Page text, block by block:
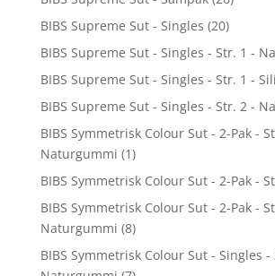
BIBS Supreme Sut - Singles (20)
BIBS Supreme Sut - Singles - Str. 1 -
BIBS Supreme Sut - Singles - Str. 1 -
BIBS Supreme Sut - Singles - Str. 2 -
BIBS Symmetrisk Colour Sut - 2-Pak -
Naturgummi (1)
BIBS Symmetrisk Colour Sut - 2-Pak -
BIBS Symmetrisk Colour Sut - 2-Pak -
Naturgummi (8)
BIBS Symmetrisk Colour Sut - Singles -